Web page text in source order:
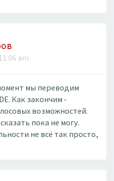
am
мы переводим
Как закончим -
возможностей.
пока не могу.
не всё так просто,